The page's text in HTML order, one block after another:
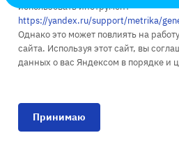
Высшее образование
Доп. образование
Наука
1998 - 2026 © «ИМПЭ имени А.С.
Политика конфиденциальности
использовать инструмент —
https://yandex.ru/support/metrika/
Однако это может повлиять на
сайта. Используя этот сайт, вы
данных о вас Яндексом в порядке и
Принимаю